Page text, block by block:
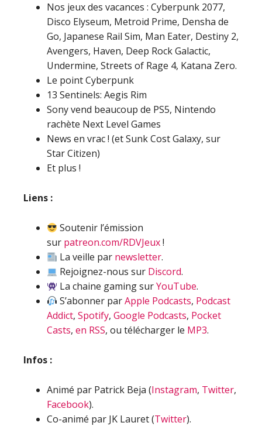
Nos jeux des vacances : Cyberpunk 2077,
Disco Elyseum, Metroid Prime, Densha de
Go, Japanese Rail Sim, Man Eater, Destiny 2,
Avengers, Haven, Deep Rock Galactic,
Undermine, Streets of Rage 4, Katana Zero.
Le point Cyberpunk
13 Sentinels: Aegis Rim
Sony vend beaucoup de PS5, Nintendo
rachète Next Level Games
News en vrac ! (et Sunk Cost Galaxy, sur
Star Citizen)
Et plus !
Liens :
Soutenir l’émission
sur patreon.com/RDVJeux!
La veille par newsletter.
Rejoignez-nous sur Discord.
La chaine gaming surYouTube.
S’abonner parApple Podcasts, Podcast
Addict, Spotify, Google Podcasts, Pocket
Casts, en RSS, ou télécharger le MP3.
Infos :
Animé par Patrick Beja (Instagram, Twitter,
Facebook).
Co-animé par JK Lauret (Twitter).